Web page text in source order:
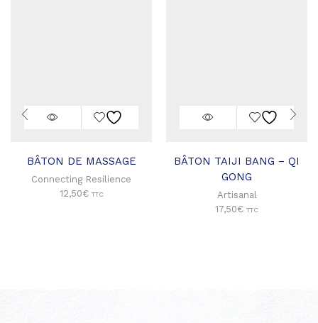
BÂTON DE MASSAGE
Connecting Resilience
12,50€ TTC
BÂTON TAIJI BANG – QI
GONG
Artisanal
17,50€ TTC